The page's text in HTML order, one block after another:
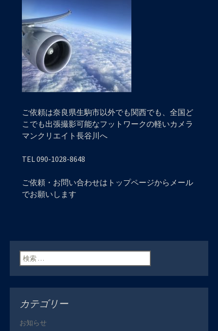
ご依頼は奈良県生駒市以外でも関西でも、全国ど
こでも出張撮影可能なフットワークの軽いカメラ
マンクリエイト長谷川へ
TEL 090-1028-8648
ご依頼・お問い合わせはトップページからメール
でお願いします
検索:
カテゴリー
お知らせ